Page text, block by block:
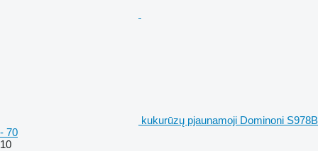
kukurūzų pjaunamoji Dominoni S978B
- 70
10